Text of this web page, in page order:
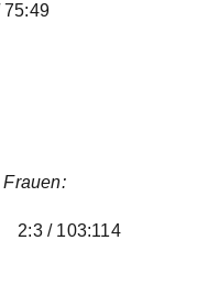
Frauen:
2:3 / 103:114